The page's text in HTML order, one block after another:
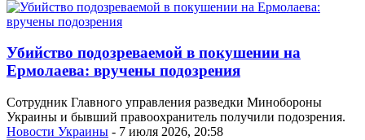
Убийство подозреваемой в покушении на
Ермолаева: вручены подозрения
Сотрудник Главного управления разведки Минобороны
Украины и бывший правоохранитель получили подозрения.
Новости Украины - 7 июля 2026, 20:58